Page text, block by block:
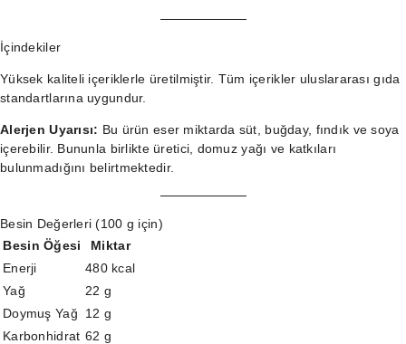
İçindekiler
Yüksek kaliteli içeriklerle üretilmiştir. Tüm içerikler uluslararası gıda
standartlarına uygundur.
Alerjen Uyarısı: Bu ürün eser miktarda süt, buğday, fındık ve soya
içerebilir. Bununla birlikte üretici, domuz yağı ve katkıları
bulunmadığını belirtmektedir.
Besin Değerleri (100 g için)
Besin Öğesi
Miktar
Enerji
480 kcal
Yağ
22 g
Doymuş Yağ
12 g
Karbonhidrat 62 g